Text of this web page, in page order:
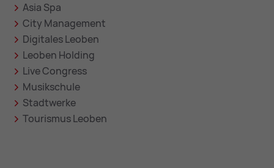
Asia Spa
City Management
Digitales Leoben
Leoben Holding
Live Congress
Musikschule
Stadtwerke
Tourismus Leoben